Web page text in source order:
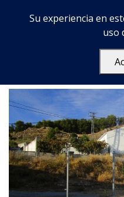
Su experiencia en
uso